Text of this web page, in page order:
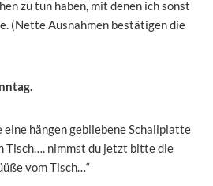
zu tun haben, mit denen ich sonst
(Nette Ausnahmen bestätigen die
eine hängen gebliebene Schallplatte
Tisch…. nimmst du jetzt bitte die
vom Tisch…“